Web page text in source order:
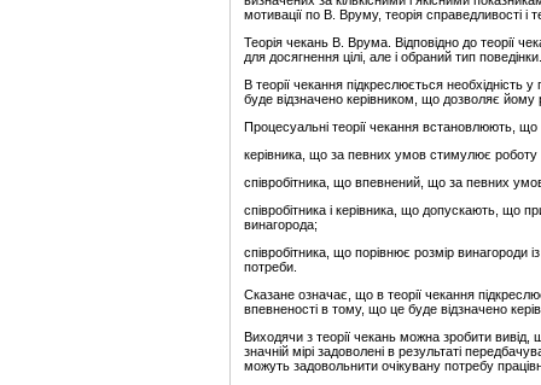
мотивації по В. Вруму, теорія справедливості
Теорія чекань В. Врума. Відповідно до теорії
для досягнення цілі, але і обраний тип поведінки.
В теорії чекання підкреслюється необхідність
буде відзначено керівником, що дозволяє
Процесуальні теорії чекання встановлюють, що
керівника, що за певних умов стимулює роботу
співробітника, що впевнений, що за певних
співробітника і керівника, що допускають, що
винагорода;
співробітника, що порівнює розмір
потреби.
Сказане означає, що в теорії чекання
впевненості в тому, що це буде відзначено
Виходячи з теорії чекань можна зробити
значній мірі задоволені в результаті
можуть задовольнити очікувану потребу